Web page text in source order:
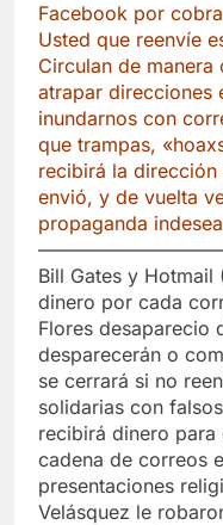
Facebook por
Usted que reenvíe
Circulan de
atrapar direcciones
inundarnos con
que trampas,
recibirá la
envió, y de vuelta
propaganda
Bill Gates y Hotmail
dinero por cada
Flores desaparecio
desparecerán o
se cerrará si no
solidarias con
recibirá dinero
cadena de correos
presentaciones
Velásquez le